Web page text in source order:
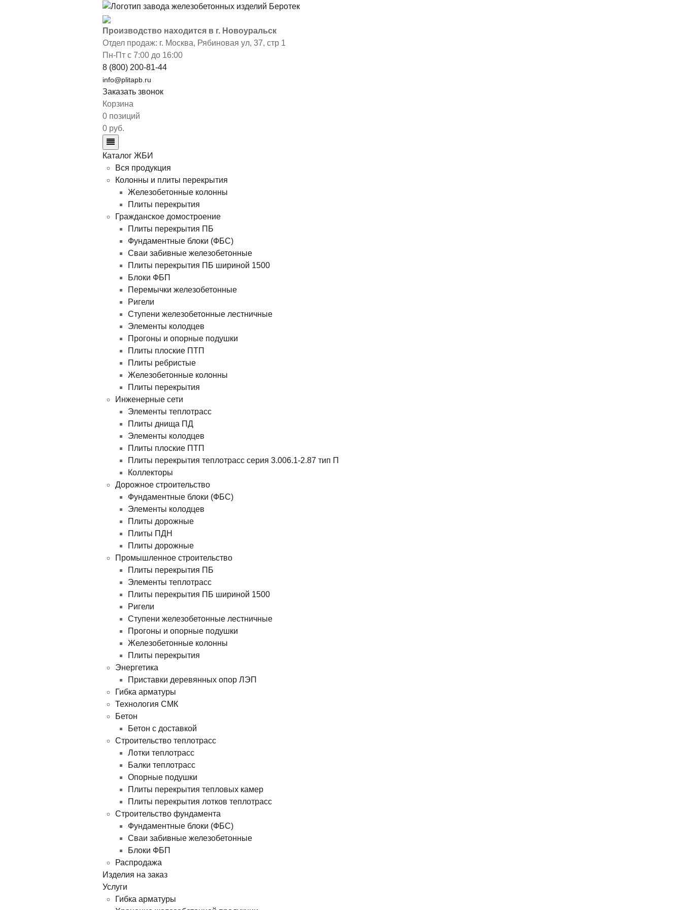
Производство находится в г. Новоуральск
Отдел продаж: г. Москва, Рябиновая ул, 37, стр 1
Пн-Пт с 7:00 до 16:00
8 (800) 200-81-44
info@plitapb.ru
Заказать звонок
Корзина
0 позиций
0 руб.
Каталог ЖБИ
Вся продукция
Колонны и плиты перекрытия
Железобетонные колонны
Плиты перекрытия
Гражданское домостроение
Плиты перекрытия ПБ
Фундаментные блоки (ФБС)
Сваи забивные железобетонные
Плиты перекрытия ПБ шириной 1500
Блоки ФБП
Перемычки железобетонные
Ригели
Ступени железобетонные лестничные
Элементы колодцев
Прогоны и опорные подушки
Плиты плоские ПТП
Плиты ребристые
Железобетонные колонны
Плиты перекрытия
Инженерные сети
Элементы теплотрасс
Плиты днища ПД
Элементы колодцев
Плиты плоские ПТП
Плиты перекрытия теплотрасс серия 3.006.1-2.87 тип П
Коллекторы
Дорожное строительство
Фундаментные блоки (ФБС)
Элементы колодцев
Плиты дорожные
Плиты ПДН
Плиты дорожные
Промышленное строительство
Плиты перекрытия ПБ
Элементы теплотрасс
Плиты перекрытия ПБ шириной 1500
Ригели
Ступени железобетонные лестничные
Прогоны и опорные подушки
Железобетонные колонны
Плиты перекрытия
Энергетика
Приставки деревянных опор ЛЭП
Гибка арматуры
Технология СМК
Бетон
Бетон с доставкой
Строительство теплотрасс
Лотки теплотрасс
Балки теплотрасс
Опорные подушки
Плиты перекрытия тепловых камер
Плиты перекрытия лотков теплотрасс
Строительство фундамента
Фундаментные блоки (ФБС)
Сваи забивные железобетонные
Блоки ФБП
Распродажа
Изделия на заказ
Услуги
Гибка арматуры